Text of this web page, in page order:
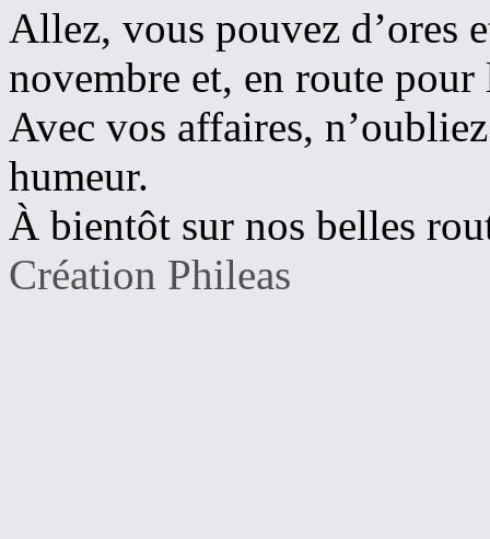
Allez, vous pouvez d’ores
novembre et, en route pour
Avec vos affaires,
humeur.
À bientôt sur nos belles
Création Phileas